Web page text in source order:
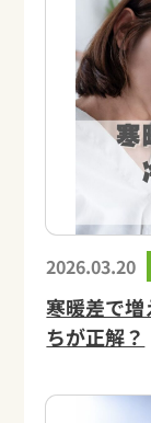
2026.03.20
寒暖差で
ちが正解？